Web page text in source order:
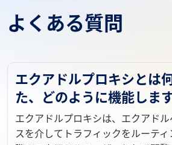
よくある質問
エクアドルプロキシとは
た、どのように機能しま
エクアドルプロキシは、エクアド
スを介してトラフィックをルーテ